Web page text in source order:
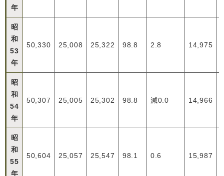
年
昭
和
53
年
50,330 25,008 25,322 98.8 2.8 14,975
昭
和
54
年
50,307 25,005 25,302 98.8 減0.0 14,966
昭
和
55
年
50,604 25,057 25,547 98.1 0.6 15,987